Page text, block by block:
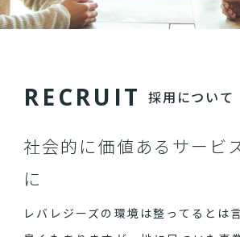
RECRU IT 採用について
社会的に価値あるサービ
に
レバレジーズの環境は整ってるとは